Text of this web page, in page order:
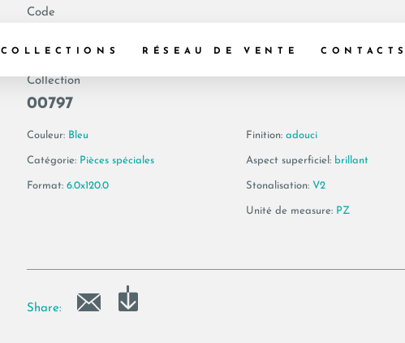
COLLECTIONS RÉSEAU DE VENTE CONTACTS
Code
Collection
00797
Couleur: Bleu
Catégorie: Pièces spéciales
Format: 6.0x120.0
Finition: adouci
Aspect superficiel: brillant
Stonalisation: V2
Unité de measure: PZ
Share: